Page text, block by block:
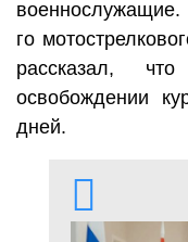
военнослужащие.
го
рассказал,
освобождении
дней.